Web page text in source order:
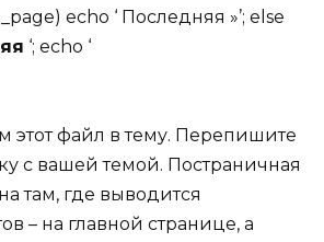
echo ‘ Последняя »’; else
‘; echo ‘
этот файл в тему. Перепишите
с вашей темой. Постраничная
там, где выводится
– на главной странице, а